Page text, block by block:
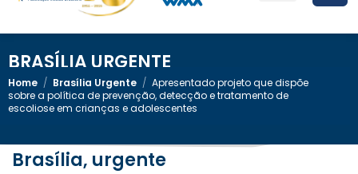
BRASÍLIA URGENTE
Home / Brasília Urgente / Apresentado projeto que dispõe
sobre a política de prevenção, detecção e tratamento de
escoliose em crianças e adolescentes
Brasília, urgente